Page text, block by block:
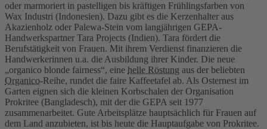
oder marmoriert in pastelligen bis kräftigen Frühlingsfarben von
Wax Industri (Indonesien). Dazu gibt es die Kerzenhalter aus
Akazienholz oder Palewa-Stein vom langjährigen GEPA-
Handwerkspartner Tara Projects (Indien). Tara fördert die
Berufstätigkeit von Frauen. Mit ihrem Verdienst finanzieren die
Handwerkerinnen u.a. die Ausbildung ihrer Kinder. Die neue
„organico blonde fairness“, eine helle Röstung aus der beliebten
Organico-Reihe, rundet die faire Kaffeetafel ab. Als Osternest im
Garten eignen sich die kleinen Korbschalen der Organisation
Prokritee (Bangladesch), mit der die GEPA seit 1977
zusammenarbeitet. Gute Arbeitsplätze hauptsächlich für Frauen auf
dem Land anzubieten, ist bis heute die Hauptaufgabe von Prokritee.